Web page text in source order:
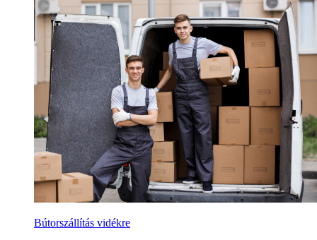
Bútorszállítás vidékre